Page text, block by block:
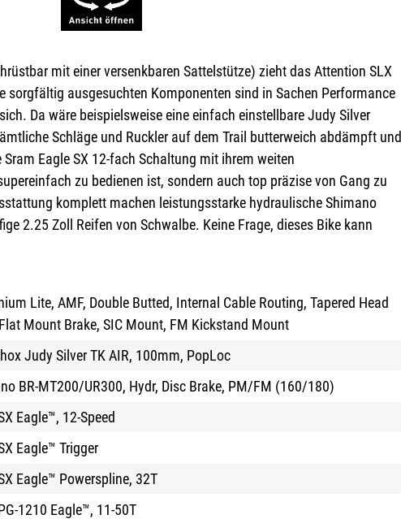
mit einer versenkbaren Sattelstütze) zieht das Attention SLX
sorgfältig ausgesuchten Komponenten sind in Sachen Performance
Da wäre beispielsweise eine einfach einstellbare Judy Silver
Schläge und Ruckler auf dem Trail butterweich abdämpft und
Eagle SX 12-fach Schaltung mit ihrem weiten
zu bedienen ist, sondern auch top präzise von Gang zu
komplett machen leistungsstarke hydraulische Shimano
2.25 Zoll Reifen von Schwalbe. Keine Frage, dieses Bike kann
Lite, AMF, Double Butted, Internal Cable Routing, Tapered Head
Mount Brake, SIC Mount, FM Kickstand Mount
Judy Silver TK AIR, 100mm, PopLoc
BR-MT200/UR300, Hydr, Disc Brake, PM/FM (160/180)
Eagle™, 12-Speed
Eagle™ Trigger
Eagle™ Powerspline, 32T
1210 Eagle™, 11-50T